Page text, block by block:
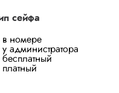
сейфа
в номере
у администратора
бесплатный
платный